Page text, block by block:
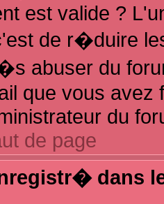
est valide ?
de r�duire
abuser du
que vous
du
de page
dans